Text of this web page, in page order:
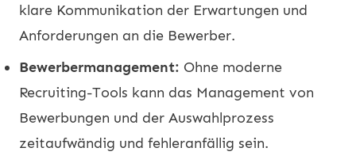
klare Kommunikation der Erwartungen und
Anforderungen an die Bewerber.
Bewerbermanagement: Ohne moderne
Recruiting-Tools kann das Management von
Bewerbungen und der Auswahlprozess
zeitaufwändig und fehleranfällig sein.